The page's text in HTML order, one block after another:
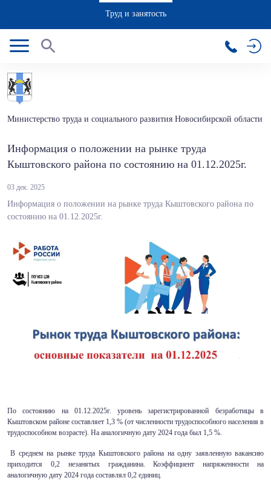
Труд и занятость
Министерство труда и социального развития Новосибирской области
Информация о положении на рынке труда
Кыштовского района по состоянию на 01.12.2025г.
03 дек. 2025
Информация о положении на рынке труда Кыштовского района по
состоянию на 01.12.2025г.
По состоянию на 01.12.2025г. уровень зарегистрированной безработицы в
Кыштовском районе составляет 1,3 % (от численности трудоспособного населения в
трудоспособном возрасте). На аналогичную дату 2024 года был 1,5 %.
В среднем на рынке труда Кыштовского района на одну заявленную вакансию
приходится 0,2 незанятых гражданина. Коэффициент напряженности на
аналогичную дату 2024 года составлял 0,2 единиц.